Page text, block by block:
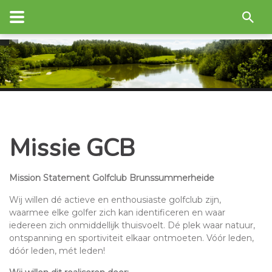
Missie GCB
Mission Statement Golfclub Brunssummerheide
Wij willen dé actieve en enthousiaste golfclub zijn,
waarmee elke golfer zich kan identificeren en waar
iedereen zich onmiddellijk thuisvoelt. Dé plek waar natuur,
ontspanning en sportiviteit elkaar ontmoeten. Vóór leden,
dóór leden, mét leden!